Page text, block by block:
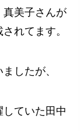
真美子さんが
れてます。
したが、
ていた田中